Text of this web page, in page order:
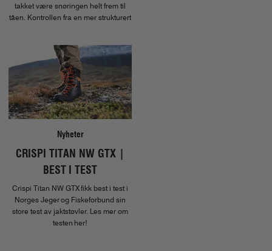
takket være snøringen helt frem til
tåen. Kontrollen fra en mer strukturert
Nyheter
CRISPI TITAN NW GTX |
BEST I TEST
Crispi Titan NW GTX fikk best i test i
Norges Jeger og Fiskeforbund sin
store test av jaktstøvler. Les mer om
testen her!